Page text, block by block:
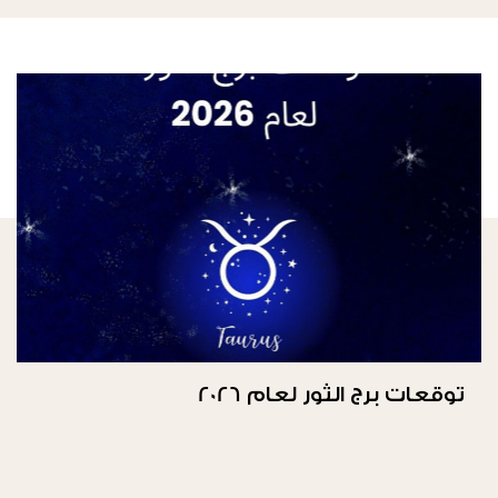
توقعات برج الثور لعام 2026